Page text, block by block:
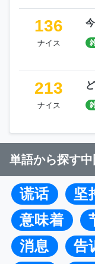
136
ナイス
213
ナイス
単語から探す
谎话 坚
意味着
消息
告